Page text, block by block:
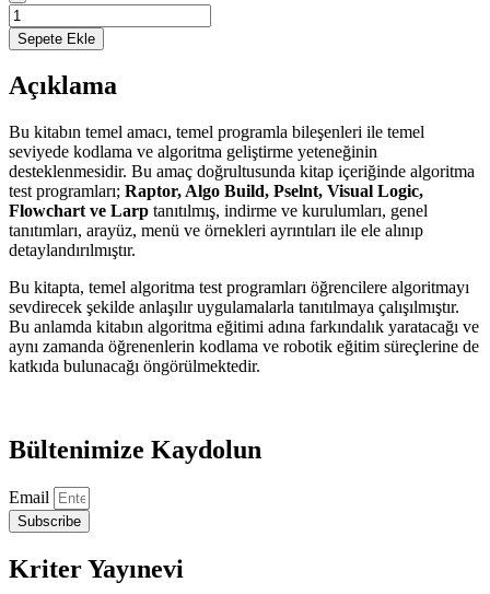
Algoritma
Test
Programları
Sepete Ekle
Açıklama
Bu kitabın temel amacı, temel programla bileşenleri ile temel
seviyede kodlama ve algoritma geliştirme yeteneğinin
desteklenmesidir. Bu amaç doğrultusunda kitap içeriğinde algoritma
test programları; Raptor, Algo Build, Pselnt, Visual Logic,
Flowchart ve Larp tanıtılmış, indirme ve kurulumları, genel
tanıtımları, arayüz, menü ve örnekleri ayrıntıları ile ele alınıp
detaylandırılmıştır.
Bu kitapta, temel algoritma test programları öğrencilere algoritmayı
sevdirecek şekilde anlaşılır uygulamalarla tanıtılmaya çalışılmıştır.
Bu anlamda kitabın algoritma eğitimi adına farkındalık yaratacağı ve
aynı zamanda öğrenenlerin kodlama ve robotik eğitim süreçlerine de
katkıda bulunacağı öngörülmektedir.
Bültenimize Kaydolun
Email
Subscribe
Kriter Yayınevi